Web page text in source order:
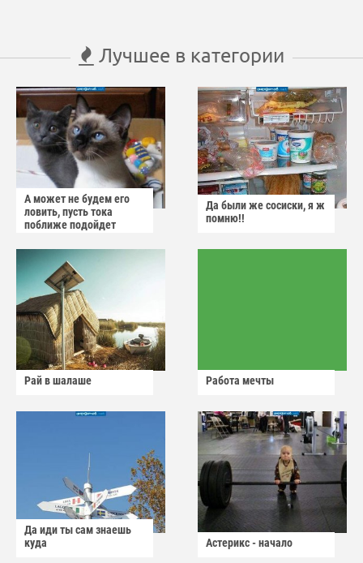
Лучшее в категории
А может не будем его
ловить, пусть тока
поближе подойдет
Да были же сосиски, я ж
помню!!
Рай в шалаше Работа мечты
Да иди ты сам знаешь
куда
Астерикс - начало